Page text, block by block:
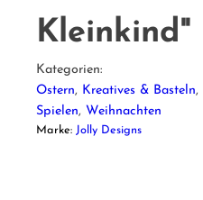
Kleinkind"
Kategorien:
Ostern, Kreatives & Basteln,
Spielen, Weihnachten
Marke: Jolly Designs